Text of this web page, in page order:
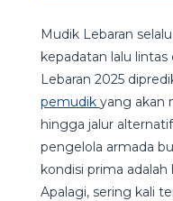
Mudik Lebaran
kepadatan lalu lintas
Lebaran 2025
pemudik yang akan
hingga jalur
pengelola armada
kondisi prima
Apalagi, sering kali